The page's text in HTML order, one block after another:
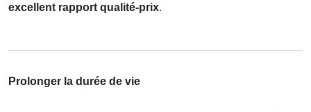
excellent rapport qualité-prix.
Prolonger la durée de vie